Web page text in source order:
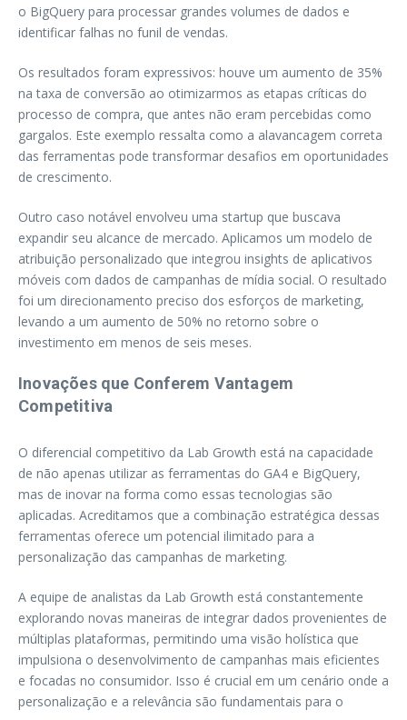
o BigQuery para processar grandes volumes de dados e
identificar falhas no funil de vendas.
Os resultados foram expressivos: houve um aumento de 35%
na taxa de conversão ao otimizarmos as etapas críticas do
processo de compra, que antes não eram percebidas como
gargalos. Este exemplo ressalta como a alavancagem correta
das ferramentas pode transformar desafios em oportunidades
de crescimento.
Outro caso notável envolveu uma startup que buscava
expandir seu alcance de mercado. Aplicamos um modelo de
atribuição personalizado que integrou insights de aplicativos
móveis com dados de campanhas de mídia social. O resultado
foi um direcionamento preciso dos esforços de marketing,
levando a um aumento de 50% no retorno sobre o
investimento em menos de seis meses.
Inovações que Conferem Vantagem
Competitiva
O diferencial competitivo da Lab Growth está na capacidade
de não apenas utilizar as ferramentas do GA4 e BigQuery,
mas de inovar na forma como essas tecnologias são
aplicadas. Acreditamos que a combinação estratégica dessas
ferramentas oferece um potencial ilimitado para a
personalização das campanhas de marketing.
A equipe de analistas da Lab Growth está constantemente
explorando novas maneiras de integrar dados provenientes de
múltiplas plataformas, permitindo uma visão holística que
impulsiona o desenvolvimento de campanhas mais eficientes
e focadas no consumidor. Isso é crucial em um cenário onde a
personalização e a relevância são fundamentais para o